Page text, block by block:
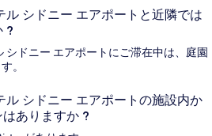
ル シドニー エアポートと近隣では
?
シドニー エアポートにご滞在中は、庭園
。
ル シドニー エアポートの施設内か
ありますか ?